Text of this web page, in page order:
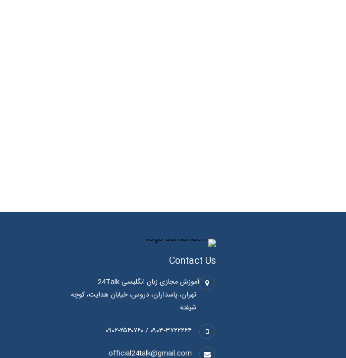
Contact Us
آموزش مجازی زبان انگلیسی 24Talk
تهران، پاسداران، دروس، خیابان هدایت، کوچه
شیفته
۰۹۰۳-۳۷۲۲۲۶۴ / ۰۹۰۲-۲۵۴۰۷۶۰
official24talk@gmail.com